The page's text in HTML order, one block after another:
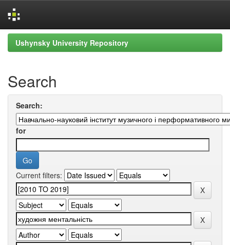
Skip
navigation
Ushynsky University Repository
Search
Search:
for
Current filters: